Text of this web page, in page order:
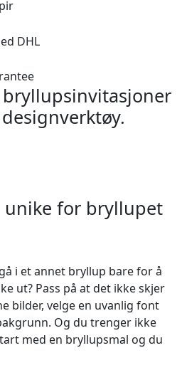
DHL
unike for bryllupet
i et annet bryllup bare for å
ut? Pass på at det ikke skjer
bilder, velge en uvanlig font
Og du trenger ikke
med en bryllupsmal og du